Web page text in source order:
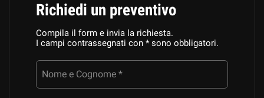
Richiedi un preventivo
Compila il form e invia la richiesta.
I campi contrassegnati con * sono obbligatori.
Nome e Cognome *